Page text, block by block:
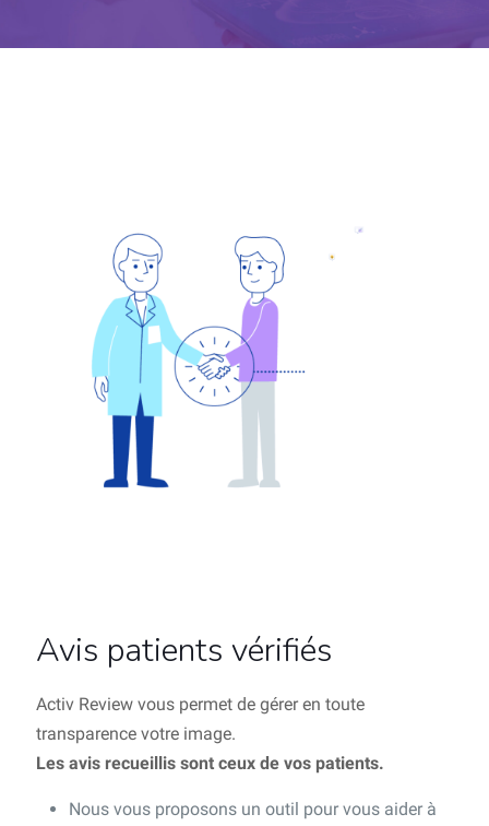
Avis patients vérifiés
Activ Review vous permet de gérer en toute
transparence votre image.
Les avis recueillis sont ceux de vos patients.
Nous vous proposons un outil pour vous aider à